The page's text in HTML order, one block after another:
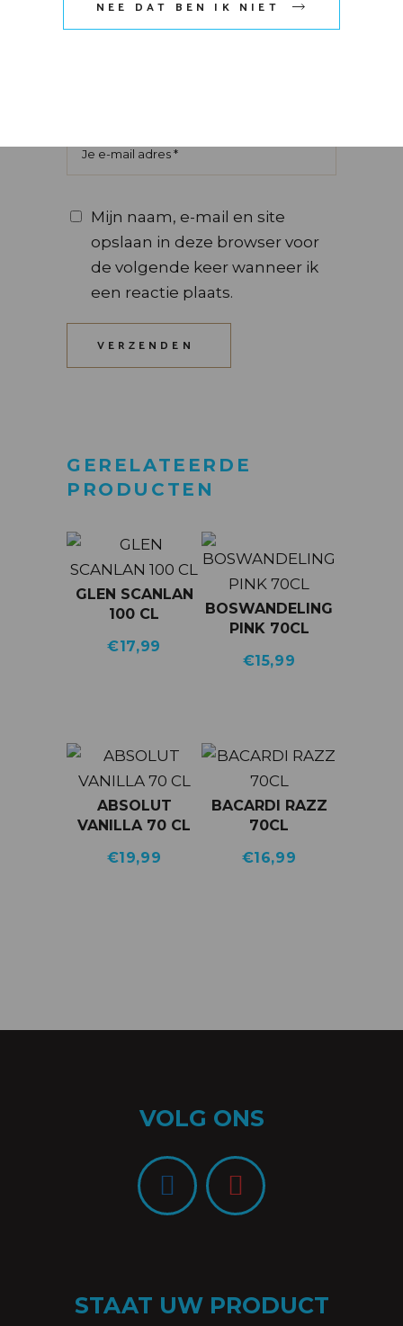
NEE DAT BEN IK NIET
Mijn naam, e-mail en site
opslaan in deze browser voor
de volgende keer wanneer ik
een reactie plaats.
VERZENDEN
GERELATEERDE
PRODUCTEN
GLEN SCANLAN
100 CL
€17,99
BOSWANDELING
PINK 70CL
€15,99
ABSOLUT
VANILLA 70 CL
€19,99
BACARDI RAZZ
70CL
€16,99
VOLG ONS
STAAT UW PRODUCT